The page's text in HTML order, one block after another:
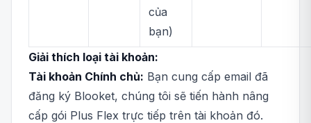
của
bạn)
Giải thích loại tài khoản:
Tài khoản Chính chủ: Bạn cung cấp email đã
đăng ký Blooket, chúng tôi sẽ tiến hành nâng
cấp gói Plus Flex trực tiếp trên tài khoản đó.